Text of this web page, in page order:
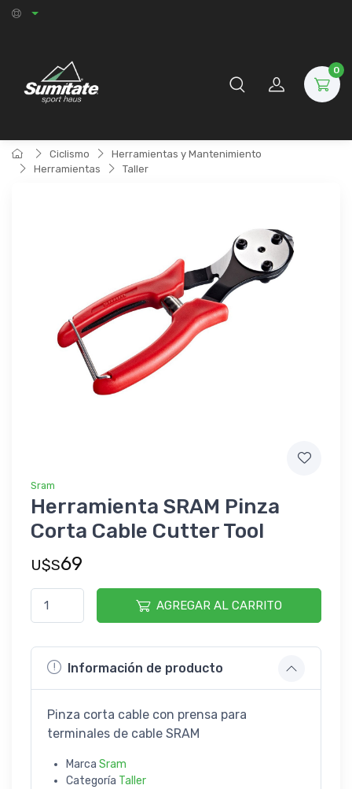
0
Ciclismo
Herramientas y Mantenimiento
Herramientas
Taller
Sram
Herramienta SRAM Pinza
Corta Cable Cutter Tool
U$S69
AGREGAR AL CARRITO
Información de producto
Pinza corta cable con prensa para
terminales de cable SRAM
Marca Sram
Categoría Taller